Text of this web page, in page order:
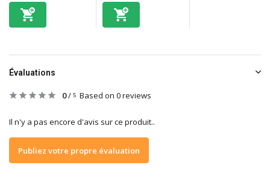
Évaluations
0/ 5 Based on 0 reviews
Il n'y a pas encore d'avis sur ce produit..
Publiez votre propre évaluation